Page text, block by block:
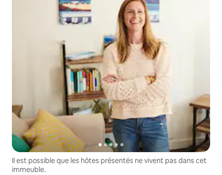
Il est possible que les hôtes présentés ne vivent pas dans cet
immeuble.